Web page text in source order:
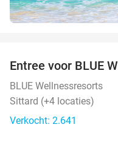
Entree voor BLUE
BLUE Wellnessresorts
Sittard (+4 locaties)
Verkocht: 2.641